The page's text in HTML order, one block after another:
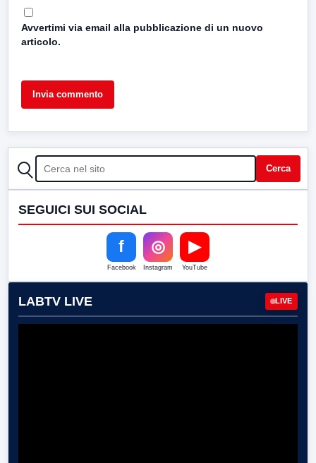
Avvertimi via email alla pubblicazione di un nuovo
articolo.
CERCA Cerca
SEGUICI SUI SOCIAL
f
Facebook
◎
Instagram
▶
YouTube
LABTV LIVE LIVE